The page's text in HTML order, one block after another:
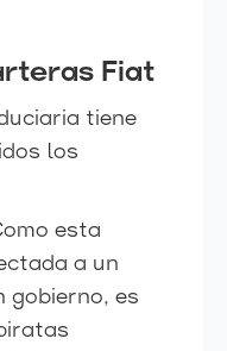
Fiat
tiene
los
esta
a un
gobierno, es